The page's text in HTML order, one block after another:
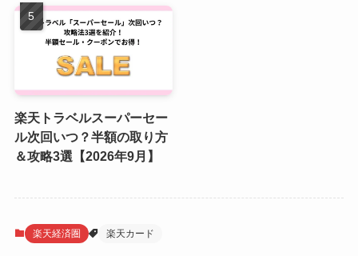
楽天トラベルスーパーセー
ル次回いつ？半額の取り方
＆攻略3選【2026年9月】
楽天経済圏 楽天カード